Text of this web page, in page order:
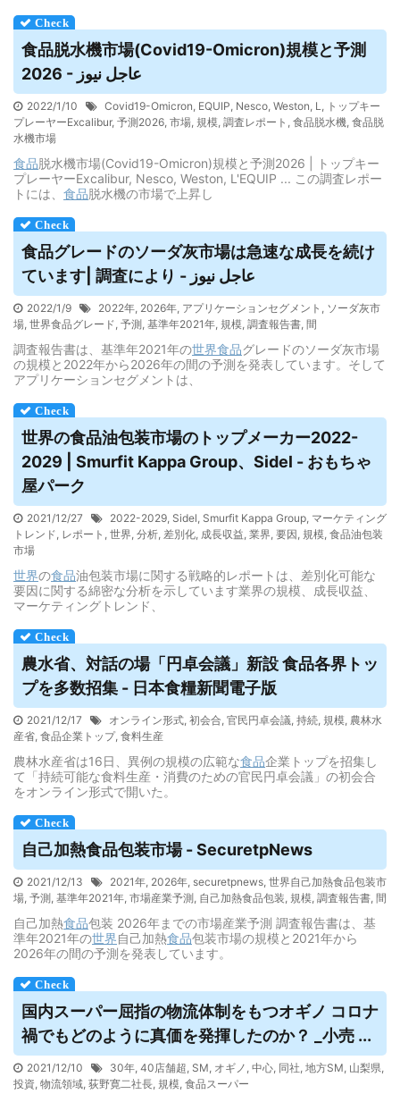
食品脱水機市場(Covid19-Omicron)規模と予測
2026 - عاجل نيوز
2022/1/10 Covid19-Omicron, EQUIP, Nesco, Weston, L, トップキー
プレーヤーExcalibur, 予測2026, 市場, 規模, 調査レポート , 食品脱水機, 食品脱
水機市場
食品脱水機市場(Covid19-Omicron)規模と予測2026 | トップキー
プレーヤーExcalibur, Nesco, Weston, L'EQUIP ... この調査レポー
トには、 食品脱水機の市場で上昇し
食品グレードのソーダ灰市場は急速な成長を続け
ています| 調査により - عاجل نيوز
2022/1/9 2022年, 2026年, アプリケーションセグメント , ソーダ灰市
場, 世界食品グレード, 予測 , 基準年2021年, 規模, 調査報告書, 間
調査報告書は、基準年2021年の世界食品グレードのソーダ灰市場
の規模と2022年から2026年の間の予測を発表しています。そして
アプリケーションセグメントは、
世界の食品油包装市場のトップメーカー2022-
2029 | Smurfit Kappa Group、Sidel - おもちゃ
屋パーク
2021/12/27 2022-2029, Sidel, Smurfit Kappa Group, マーケティング
トレンド, レポート , 世界, 分析, 差別化, 成長収益, 業界, 要因, 規模, 食品油包装
市場
世界の食品油包装市場に関する戦略的レポートは、差別化可能な
要因に関する綿密な分析を示しています業界の規模、成長収益、
マーケティングトレンド、
農水省、対話の場「円卓会議」新設食品各界トッ
プを多数招集 - 日本食糧新聞電子版
2021/12/17 オンライン形式, 初会合, 官民円卓会議, 持続, 規模, 農林水
産省, 食品企業トップ, 食料生産
農林水産省は16日、異例の規模の広範な食品企業トップを招集し
て「持続可能な食料生産・消費のための官民円卓会議」の初会合
をオンライン形式で開いた。
自己加熱食品包装市場 - SecuretpNews
2021/12/13 2021年, 2026年, securetpnews, 世界自己加熱食品包装市
場, 予測 , 基準年2021年, 市場産業予測 , 自己加熱食品包装, 規模, 調査報告書, 間
自己加熱食品包装 2026年までの市場産業予測 調査報告書は、基
準年2021年の世界自己加熱食品包装市場の規模と2021年から
2026年の間の予測を発表しています。
国内スーパー屈指の物流体制をもつオギノ コロナ
禍でもどのように真価を発揮したのか？ _小売 ...
2021/12/10 30年, 40店舗超, SM, オギノ , 中心, 同社, 地方SM, 山梨県,
投資, 物流領域, 荻野寛二社長, 規模, 食品スーパー